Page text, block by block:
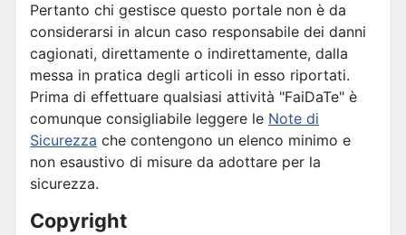
Pertanto chi gestisce questo portale non è da
considerarsi in alcun caso responsabile dei danni
cagionati, direttamente o indirettamente, dalla
messa in pratica degli articoli in esso riportati.
Prima di effettuare qualsiasi attività "FaiDaTe" è
comunque consigliabile leggere le Note di
Sicurezza che contengono un elenco minimo e
non esaustivo di misure da adottare per la
sicurezza.
Copyright